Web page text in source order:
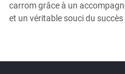
carrom grâce à un
et un véritable souci du